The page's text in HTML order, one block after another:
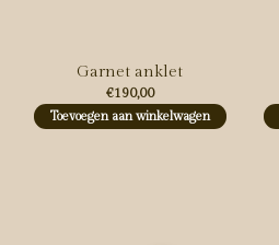
Garnet anklet
€190,00
Toevoegen aan winkelwagen